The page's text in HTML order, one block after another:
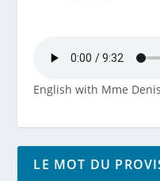
English with Mme
LE MOT DU